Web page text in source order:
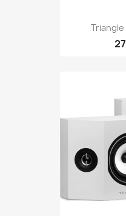
Triangle